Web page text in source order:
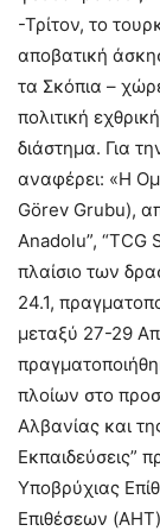
-Τρίτον, το
αποβατική
τα Σκόπια –
πολιτική
διάστημα. Για
αναφέρει: «Η
Görev Grubu),
Anadolu”, “TCG
πλαίσιο των
24.1,
μεταξύ 27-29
πλοίων στο
Αλβανίας και
Εκπαιδεύσεις”
Υποβρύχιας
Επιθέσεων